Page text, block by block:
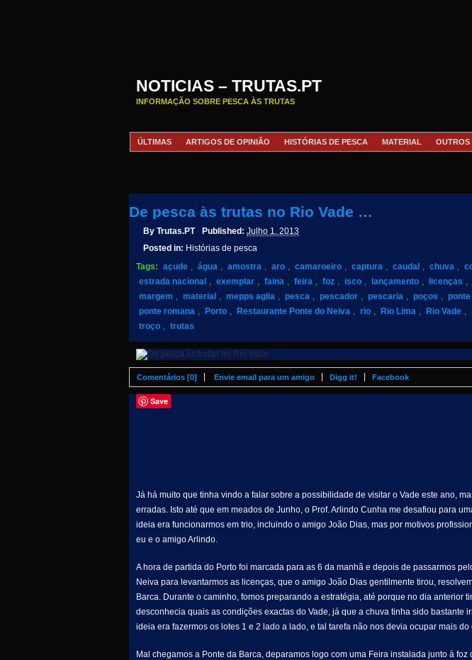
NOTICIAS – TRUTAS.PT
INFORMAÇÃO SOBRE PESCA ÀS TRUTAS
ÚLTIMAS
ARTIGOS DE OPINIÃO HISTÓRIAS DE PESCA MATERIAL OUTROS
De pesca às trutas no Rio Vade …
By Trutas.PT Published: Julho 1, 2013
Posted in: Histórias de pesca
Tags: açude , água , amostra , aro , camaroeiro , captura , caudal , chuva ,
estrada nacional , exemplar , faina , feira , foz , isco , lançamento , licenças ,
margem , material , mepps aglia , pesca , pescador , pescaria , poços , ponte
ponte romana , Porto , Restaurante Ponte do Neiva , rio , Rio Lima , Rio Vade ,
troço , trutas
Comentários [0] Envie email para um amigo Digg it! Facebook
Save
Já há muito que tinha vindo a falar sobre a possibilidade de visitar o Vade este ano,
erradas. Isto até que em meados de Junho, o Prof. Arlindo Cunha me desafiou para
ideia era funcionarmos em trio, incluindo o amigo João Dias, mas por motivos
eu e o amigo Arlindo.
A hora de partida do Porto foi marcada para as 6 da manhã e depois de passarmos
Neiva para levantarmos as licenças, que o amigo João Dias gentilmente tirou,
Barca. Durante o caminho, fomos preparando a estratégia, até porque no dia anterior
desconhecia quais as condições exactas do Vade, já que a chuva tinha sido bastante
ideia era fazermos os lotes 1 e 2 lado a lado, e tal tarefa não nos devia ocupar mais do
Mal chegamos a Ponte da Barca, deparamos logo com uma Feira instalada junto à foz